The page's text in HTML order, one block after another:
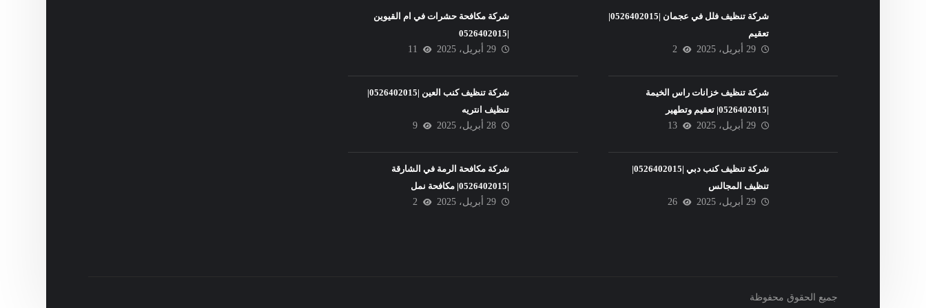
شركة تنظيف فلل في عجمان |0526402015|
تعقيم
29 أبريل، 2025
2
شركة تنظيف خزانات راس الخيمة
|0526402015| تعقيم وتطهير
29 أبريل، 2025
13
شركة تنظيف كنب دبي |0526402015|
تنظيف المجالس
29 أبريل، 2025
26
شركة مكافحة حشرات في ام القيوين
|0526402015
29 أبريل، 2025
11
شركة تنظيف كنب العين |0526402015|
تنظيف انتريه
28 أبريل، 2025
9
شركة مكافحة الرمة في الشارقة
|0526402015| مكافحة نمل
29 أبريل، 2025
2
جميع الحقوق محفوظة